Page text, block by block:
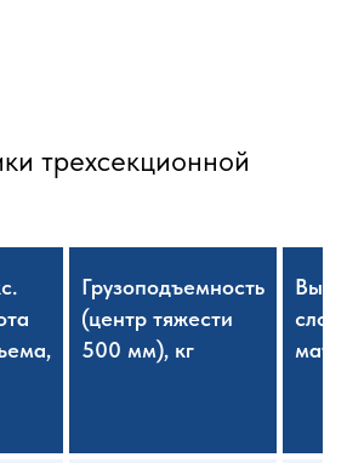
трехсекционной
Грузоподъемность
(центр тяжести
500 мм), кг